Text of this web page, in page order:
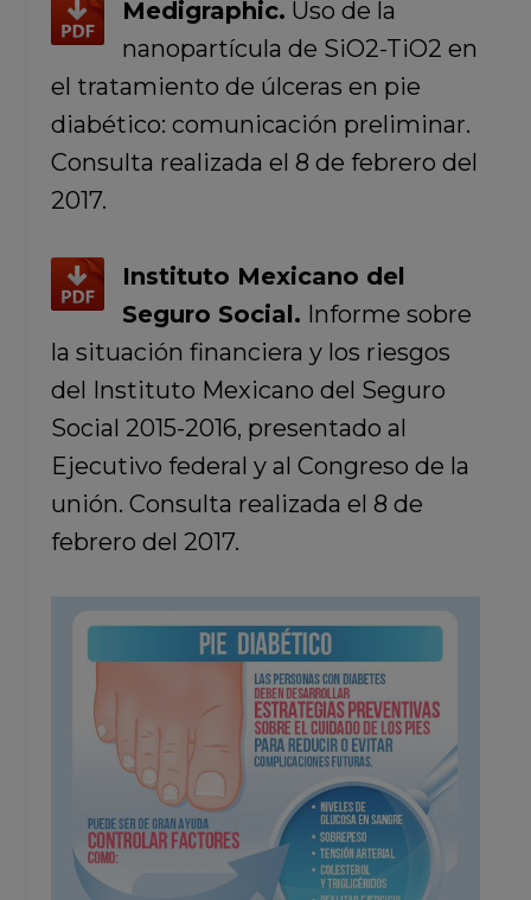
Medigraphic. Uso de la
nanopartícula de SiO2-TiO2 en
el tratamiento de úlceras en pie
diabético: comunicación preliminar.
Consulta realizada el 8 de febrero del
2017.
Instituto Mexicano del
Seguro Social. Informe sobre
la situación financiera y los riesgos
del Instituto Mexicano del Seguro
Social 2015-2016, presentado al
Ejecutivo federal y al Congreso de la
unión. Consulta realizada el 8 de
febrero del 2017.